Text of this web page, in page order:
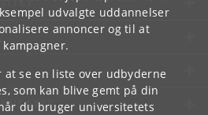
udvalgte uddannelser
annoncer og til at
at se en liste over udbyderne
som kan blive gemt på din
du bruger universitetets